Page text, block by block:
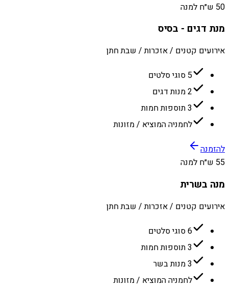
50 ש״ח למנה
מנת דגים - בסיס
אירועים קטנים / אזכרות / שבת חתן
5 סוגי סלטים
2 מנות דגים
3 תוספות חמות
לחמניה המוציא / מזונות
להזמנה
55 ש״ח למנה
מנה בשרית
אירועים קטנים / אזכרות / שבת חתן
6 סוגי סלטים
3 תוספות חמות
3 מנות בשר
לחמניה המוציא / מזונות